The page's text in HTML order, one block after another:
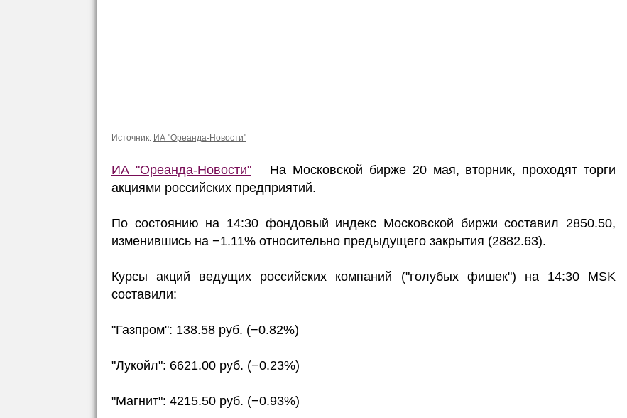
Источник: ИА "Ореанда-Новости"
ИА "Ореанда-Новости"На Московской бирже 20 мая, вторник, проходят торги
акциями российских предприятий.
По состоянию на 14:30 фондовый индекс Московской биржи составил 2850.50,
изменившись на −1.11% относительно предыдущего закрытия (2882.63).
Курсы акций ведущих российских компаний ("голубых фишек") на 14:30 MSK
составили:
"Газпром": 138.58 руб. (−0.82%)
"Лукойл": 6621.00 руб. (−0.23%)
"Магнит": 4215.50 руб. (−0.93%)